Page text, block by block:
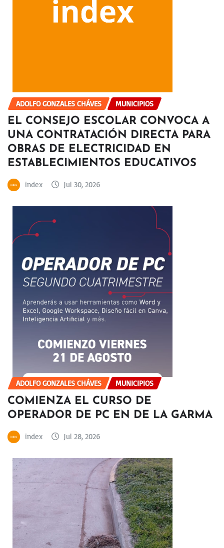
ADOLFO GONZALES CHÁVES MUNICIPIOS
EL CONSEJO ESCOLAR CONVOCA A
UNA CONTRATACIÓN DIRECTA PARA
OBRAS DE ELECTRICIDAD EN
ESTABLECIMIENTOS EDUCATIVOS
index Jul 30, 2026
ADOLFO GONZALES CHÁVES MUNICIPIOS
COMIENZA EL CURSO DE
OPERADOR DE PC EN DE LA GARMA
index Jul 28, 2026